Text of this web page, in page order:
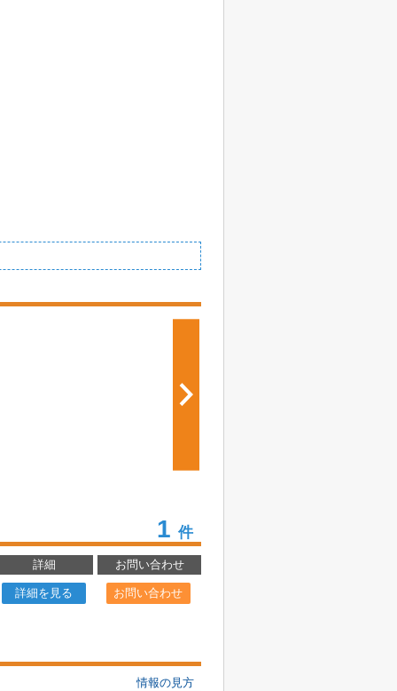
1 件
詳細 お問い合わせ
詳細を見る お問い合わせ
情報の見方